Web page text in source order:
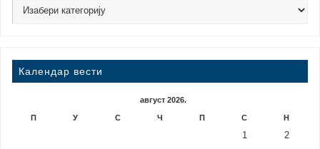
Календар вести
август 2026.
П У С Ч П С Н
1
2